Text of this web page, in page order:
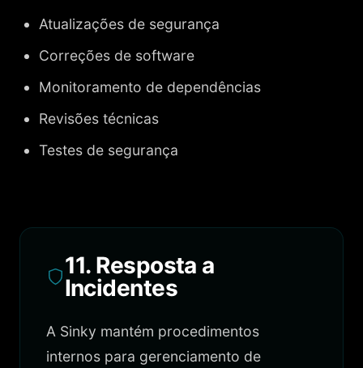
Atualizações de segurança
Correções de software
Monitoramento de dependências
Revisões técnicas
Testes de segurança
11. Resposta a
Incidentes
A Sinky mantém procedimentos
internos para gerenciamento de